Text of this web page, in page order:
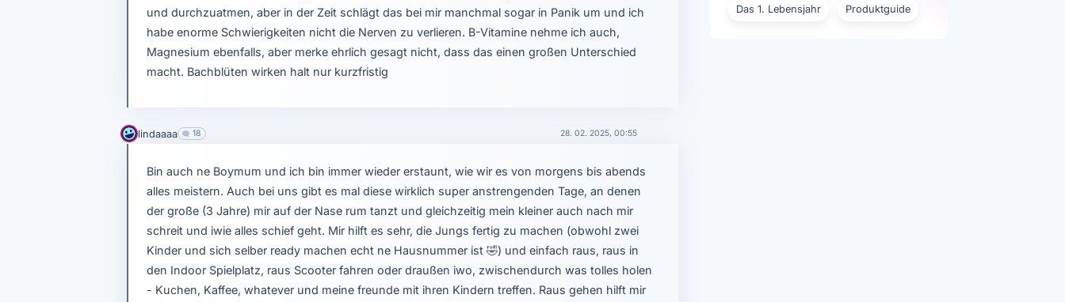
und durchzuatmen, aber in der Zeit schlägt das bei mir manchmal sogar in Panik um und ich
habe enorme Schwierigkeiten nicht die Nerven zu verlieren. B-Vitamine nehme ich auch,
Magnesium ebenfalls, aber merke ehrlich gesagt nicht, dass das einen großen Unterschied
macht. Bachblüten wirken halt nur kurzfristig
lindaaaa 18 28. 02. 2025, 00:55
Bin auch ne Boymum und ich bin immer wieder erstaunt, wie wir es von morgens bis abends
alles meistern. Auch bei uns gibt es mal diese wirklich super anstrengenden Tage, an denen
der große (3 Jahre) mir auf der Nase rum tanzt und gleichzeitig mein kleiner auch nach mir
schreit und iwie alles schief geht. Mir hilft es sehr, die Jungs fertig zu machen (obwohl zwei
Kinder und sich selber ready machen echt ne Hausnummer ist 🤣) und einfach raus, raus in
den Indoor Spielplatz, raus Scooter fahren oder draußen iwo, zwischendurch was tolles holen
- Kuchen, Kaffee, whatever und meine freunde mit ihren Kindern treffen. Raus gehen hilft mir
Das 1. Lebensjahr Produktguide